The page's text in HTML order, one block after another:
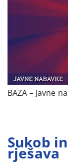
BAZA – Javne
Sukob
rješava